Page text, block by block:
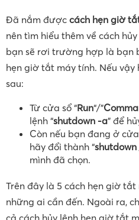
Đã nắm được cách hẹn giờ
nên tìm hiểu thêm về cách
bạn sẽ rơi trường hợp là bạn
hẹn giờ tắt máy tính. Nếu vậy
sau:
Từ cửa sổ “Run“/”
lệnh “shutdown -a” để
Còn nếu bạn đang ở cửa
hãy đổi thành “shutdown
mình đã chọn.
Trên đây là 5 cách hẹn giờ
những ai cần đến. Ngoài ra,